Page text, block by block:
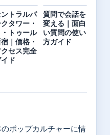
トラルパ
タワー・
・トゥール
｜価格・
クセス完全
ド
質問で会話を
変える｜面白
い質問の使い
方ガイド
ポップカルチャーに情